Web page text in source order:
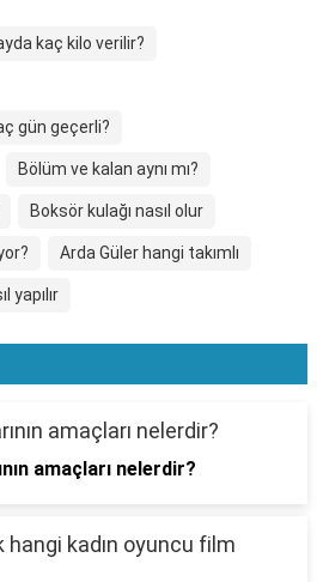
kaç kilo verilir?
gün geçerli?
Bölüm ve kalan aynı mı?
Boksör kulağı nasıl olur
Arda Güler hangi takımlı
yapılır
amaçları nelerdir?